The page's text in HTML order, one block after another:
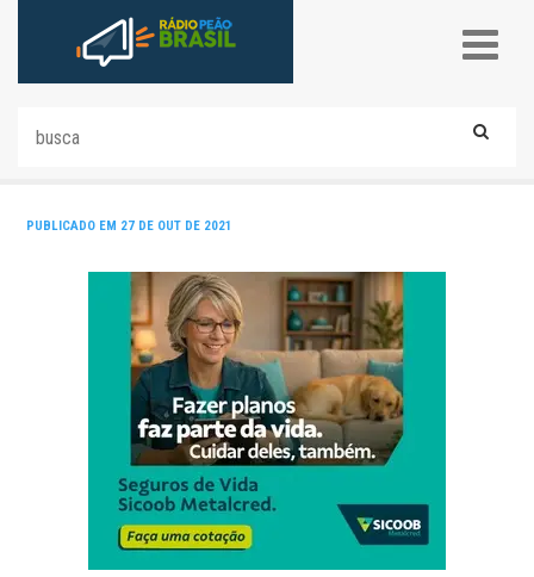
PUBLICADO EM 27 DE OUT DE 2021